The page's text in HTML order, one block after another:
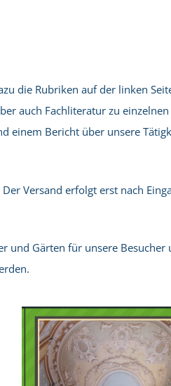
die Rubriken auf der linken
auch Fachliteratur zu einzelnen
einem Bericht über unsere
Versand erfolgt erst nach
und Gärten für unsere